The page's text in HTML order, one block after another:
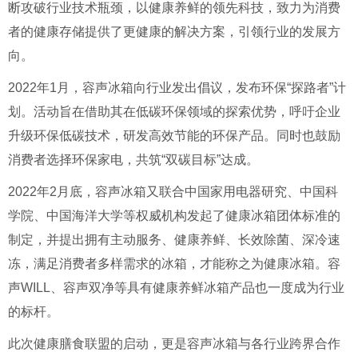
断攻破行业技术瓶颈，以健康养鲜的领先科技，致力为消费
者的健康存储提供了更健康的解决方案，引领行业的发展方
向。
2022年1月，容声冰箱向行业发出倡议，发布环保“探路者”计
划。活动旨在借助其在低碳环保领域的探索优势，呼吁企业
升级环保低碳技术，研发高效节能的环保产品。同时也鼓励
消费者选择环保家电，共筑“双碳目标”达成。
2022年2月底，容声冰箱又联合中国家用电器研究、中国科
学院、中国海洋大学等权威机构发起了健康冰箱团体标准的
制定，并提出拥有主动服务、健康养鲜、长效除菌、深冷速
冻，满足消费者多样需求的冰箱，才能称之为健康冰箱。容
声WILL、容声双净等具有健康养鲜冰箱产品也一度成为行业
的标杆。
此次健康膳食联盟的启动，更是容声冰箱与各行业跨界合作